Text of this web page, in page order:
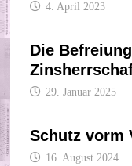
4. April 2023
Die
29. Januar 2025
Schutz vorm
16. August 2024